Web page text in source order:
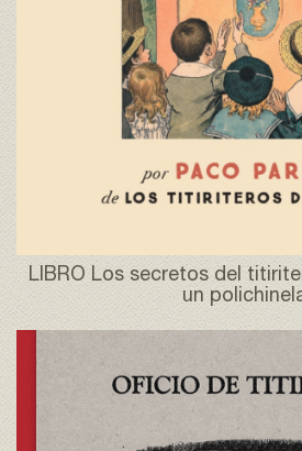
LIBRO Los secretos del
un